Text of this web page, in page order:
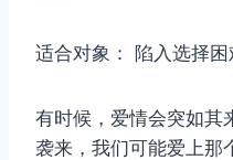
适合对象： 陷入选择
有时候，爱情会突如其
袭来，我们可能爱上那